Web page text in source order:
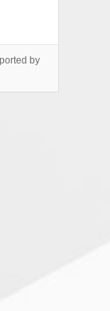
by